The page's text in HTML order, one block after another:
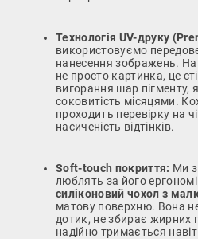
Технологія UV-друку
використовуємо
нанесення зображень.
не просто картинка, це
вигорання шар пігменту,
соковитість місяцями.
проходить перевірку на
насиченість відтінків.
Soft-touch покриття: Ми
люблять за його
силіконовий чохол з
матову поверхню. Вона
дотик, не збирає жирних
надійно тримається